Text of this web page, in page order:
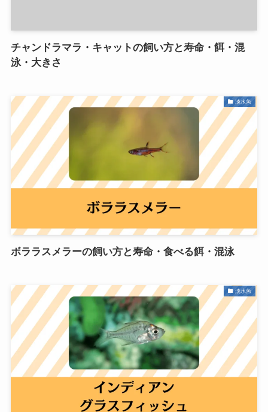
チャンドラマラ・キャットの飼い方と寿命・餌・混
泳・大きさ
淡水魚
ボララスメラーの飼い方と寿命・食べる餌・混泳
淡水魚